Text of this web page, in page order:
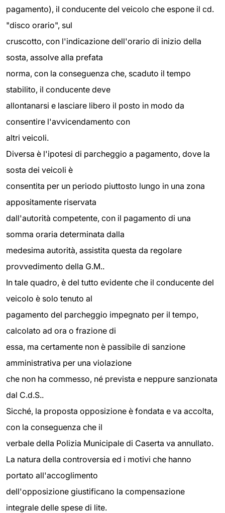
pagamento), il conducente del veicolo che espone il cd.
"disco orario", sul
cruscotto, con l'indicazione dell'orario di inizio della
sosta, assolve alla prefata
norma, con la conseguenza che, scaduto il tempo
stabilito, il conducente deve
allontanarsi e lasciare libero il posto in modo da
consentire l'avvicendamento con
altri veicoli.
Diversa è l'ipotesi di parcheggio a pagamento, dove la
sosta dei veicoli è
consentita per un periodo piuttosto lungo in una zona
appositamente riservata
dall'autorità competente, con il pagamento di una
somma oraria determinata dalla
medesima autorità, assistita questa da regolare
provvedimento della G.M..
In tale quadro, è del tutto evidente che il conducente del
veicolo è solo tenuto al
pagamento del parcheggio impegnato per il tempo,
calcolato ad ora o frazione di
essa, ma certamente non è passibile di sanzione
amministrativa per una violazione
che non ha commesso, né prevista e neppure sanzionata
dal C.d.S..
Sicché, la proposta opposizione è fondata e va accolta,
con la conseguenza che il
verbale della Polizia Municipale di Caserta va annullato.
La natura della controversia ed i motivi che hanno
portato all'accoglimento
dell'opposizione giustificano la compensazione
integrale delle spese di lite.